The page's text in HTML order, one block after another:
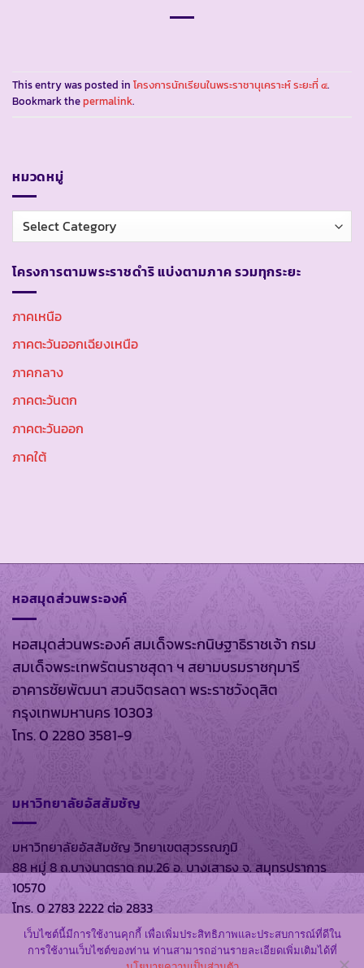
This entry was posted in โครงการนักเรียนในพระราชานุเคราะห์ ระยะที่ ๔.
Bookmark thepermalink.
หมวดหมู่
หมวด
หมู่
โครงการตามพระราชดำริ แบ่งตามภาค รวมทุกระยะ
ภาคเหนือ
ภาคตะวันออกเฉียงเหนือ
ภาคกลาง
ภาคตะวันตก
ภาคตะวันออก
ภาคใต้
หอสมุดส่วนพระองค์
หอสมุดส่วนพระองค์ สมเด็จพระกนิษฐาธิราชเจ้า กรม
สมเด็จพระเทพรัตนราชสุดา ฯ สยามบรมราชกุมารี
อาคารชัยพัฒนา สวนจิตรลดา พระราชวังดุสิต
กรุงเทพมหานคร 10303
โทร. 0 2280 3581-9
มหาวิทยาลัยอัสสัมชัญ
มหาวิทยาลัยอัสสัมชัญ วิทยาเขตสุวรรณภูมิ
88 หมู่ 8 ถ.บางนาตราด กม.26 อ. บางเสาธง จ. สมุทรปราการ
10570
โทร. 0 2783 2222 ต่อ 2833
เว็บไซต์นี้มีการใช้งานคุกกี้ เพื่อเพิ่มประสิทธิภาพและประสบการณ์ที่ดีใน
การใช้งานเว็บไซต์ของท่าน ท่านสามารถอ่านรายละเอียดเพิ่มเติมได้ที่